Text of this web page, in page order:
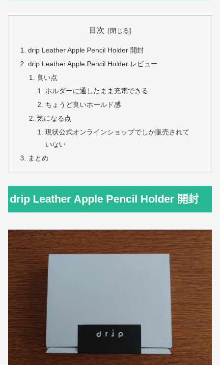
目次
drip Leather Apple Pencil Holder 開封
drip Leather Apple Pencil Holder レビュー
良い点
ホルダーに通したまま充電できる
ちょうど良いホールド感
気になる点
現状公式オンラインショップでしか販売されて
いない
まとめ
drip Leather Apple Pencil Holder 開封